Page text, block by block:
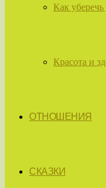
Как уберечь
Красота и
ОТНОШЕНИЯ
СКАЗКИ